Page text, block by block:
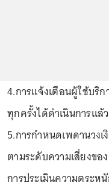
4.การแจ้งเตือนผู้ใช้บริ
ทุกครั้งได้ดำเนินการแล้
5.การกำหนดเพดานวง
ตามระดับความเสี่ยงข
การประเมินความตระห